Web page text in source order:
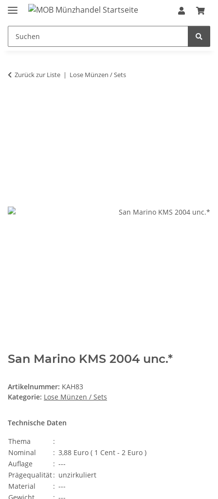
Zurück zur Liste Lose Münzen / Sets
San Marino KMS 2004 unc.*
Artikelnummer: KAH83
Kategorie: Lose Münzen / Sets
Technische Daten
Thema
:
Nominal
: 3,88 Euro ( 1 Cent - 2 Euro )
Auflage
: ---
Prägequalität: unzirkuliert
Material
: ---